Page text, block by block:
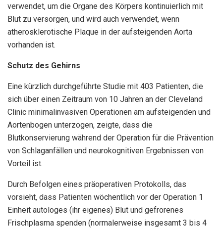
verwendet, um die Organe des Körpers kontinuierlich mit
Blut zu versorgen, und wird auch verwendet, wenn
atherosklerotische Plaque in der aufsteigenden Aorta
vorhanden ist.
Schutz des Gehirns
Eine kürzlich durchgeführte Studie mit 403 Patienten, die
sich über einen Zeitraum von 10 Jahren an der Cleveland
Clinic minimalinvasiven Operationen am aufsteigenden und
Aortenbogen unterzogen, zeigte, dass die
Blutkonservierung während der Operation für die Prävention
von Schlaganfällen und neurokognitiven Ergebnissen von
Vorteil ist.
Durch Befolgen eines präoperativen Protokolls, das
vorsieht, dass Patienten wöchentlich vor der Operation 1
Einheit autologes (ihr eigenes) Blut und gefrorenes
Frischplasma spenden (normalerweise insgesamt 3 bis 4